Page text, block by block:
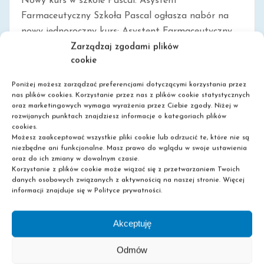
Zarządzaj zgodami plików
cookie
Poniżej możesz zarządzać preferencjami dotyczącymi korzystania przez
nas plików cookies. Korzystanie przez nas z plików cookie statystycznych
oraz marketingowych wymaga wyrażenia przez Ciebie zgody. Niżej w
rozwijanych punktach znajdziesz informacje o kategoriach plików
cookies.
Możesz zaakceptować wszystkie pliki cookie lub odrzucić te, które nie są
niezbędne ani funkcjonalne. Masz prawo do wglądu w swoje ustawienia
oraz do ich zmiany w dowolnym czasie.
Korzystanie z plików cookie może wiązać się z przetwarzaniem Twoich
danych osobowych związanych z aktywnością na naszej stronie. Więcej
informacji znajduje się w Polityce prywatności.
Akceptuję
Odmów
Farmaceutyczny Szkoła Pascal ogłasza nabór na
nowy jednoroczny kurs: Asystent Farmaceutyczny.
Kurs, prowadzony w trybie online, trwa rok i kończy
Read More
ZALETY KURSÓW KRÓTKICH